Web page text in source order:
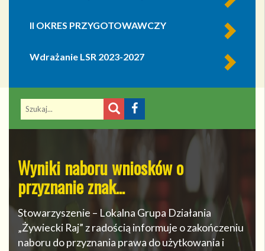
II OKRES PRZYGOTOWAWCZY
Wdrażanie LSR 2023-2027